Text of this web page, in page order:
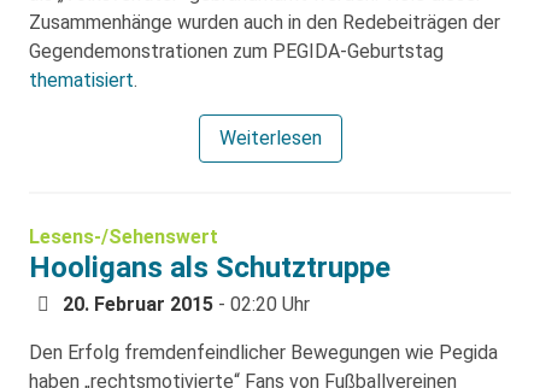
Zusammenhänge wurden auch in den Redebeiträgen der
Gegendemonstrationen zum PEGIDA-Geburtstag
thematisiert.
Weiterlesen
Lesens-/Sehenswert
Hooligans als Schutztruppe
20. Februar 2015 - 02:20 Uhr
Den Erfolg fremdenfeindlicher Bewegungen wie Pegida
haben „rechtsmotivierte“ Fans von Fußballvereinen